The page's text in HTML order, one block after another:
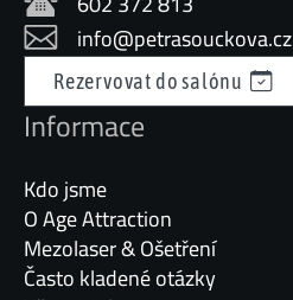
info@petrasouckova.cz
Rezervovat do salónu
Informace
Kdo jsme
O Age Attraction
Mezolaser & Ošetření
Často kladené otázky